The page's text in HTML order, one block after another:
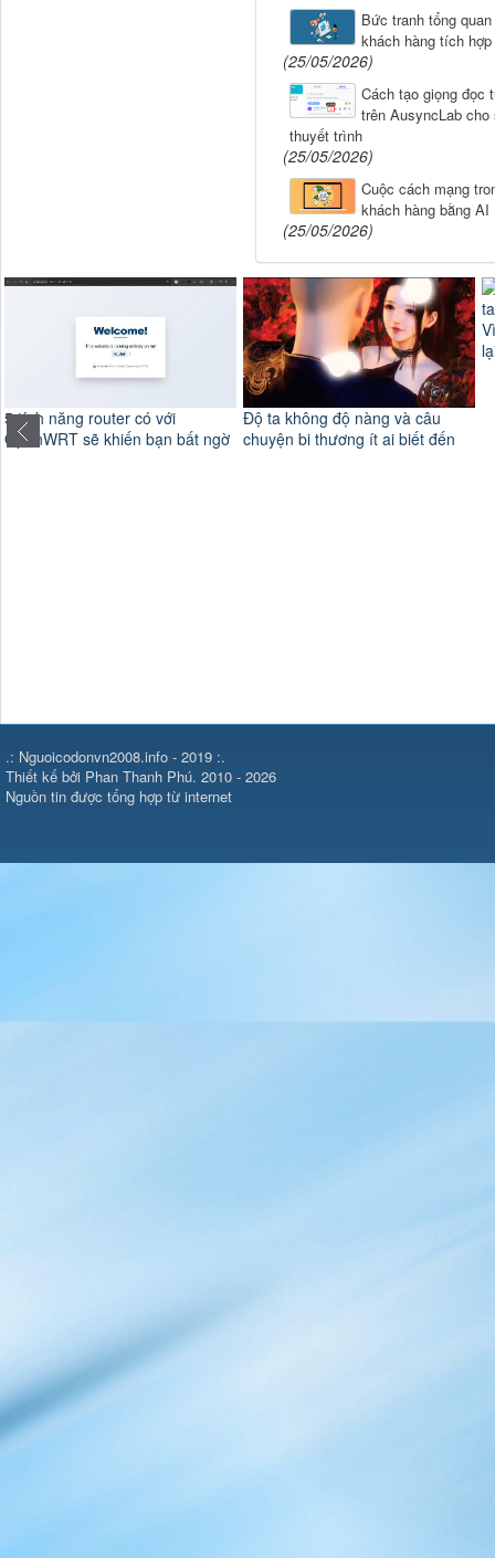
Bức tranh tổng
khách hàng tích
(25/05/2026)
Cách tạo giọng đọc
trên AusyncLab cho
thuyết trình
(25/05/2026)
Cuộc cách mạng
khách hàng bằng AI
(25/05/2026)
có với
bạn bất ngờ
Độ ta không độ nàng và câu
chuyện bi thương ít ai biết đến
Vì sao sau khi
lại thường thành
.: Nguoicodonvn2008.info - 2019 :.
Thiết kế bởi Phan Thanh Phú. 2010 - 2026
Nguồn tin được tổng hợp từ internet